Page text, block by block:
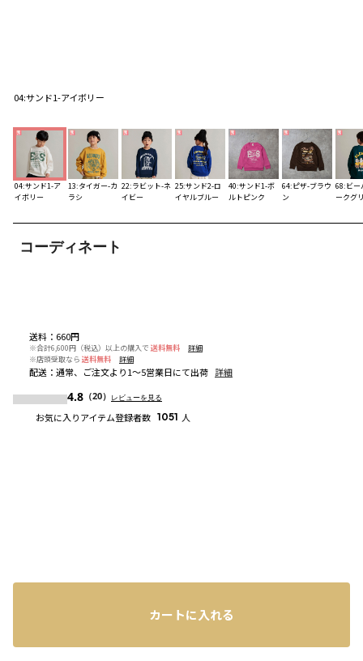
04:サンド1-アイボリー
04:サンド1-ア
イボリー
13:タイガー-カ
ラシ
22:ラビット-ネ
イビー
25:サンド2-ロ
イヤルブルー
40:サンド1-ボ
ルトピンク
64:ピザ-ブラウ
ン
68:ビー
ークグ
コーディネート
送料 ： 660円
※合計6,600円（税込）以上の購入で 送料無料
詳細
※店頭受取なら 送料無料 詳細
配送 ： 通常、ご注文より1～5営業日にて出荷 詳細
4.8 （20） レビューを見る
お気に入りアイテム登録者数 1051 人
カートに入れる